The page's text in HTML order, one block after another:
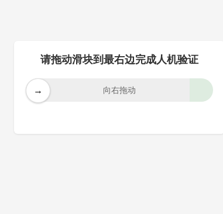
请拖动滑块到最右边完成人机验证
→ 向右拖动